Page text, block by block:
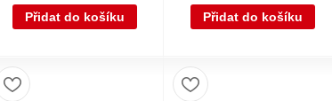
Přidat do košíku Přidat do košíku